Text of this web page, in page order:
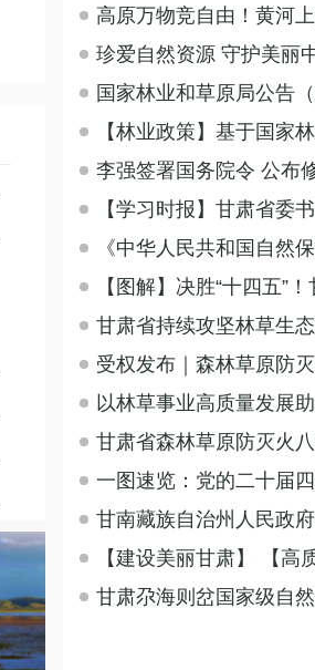
高原万物竞自由！黄河
珍爱自然资源 守护美丽
国家林业和草原局公告
【林业政策】基于国家
李强签署国务院令 公布
【学习时报】甘肃省委
《中华人民共和国自然
【图解】决胜“十四五”
甘肃省持续攻坚林草生
受权发布｜森林草原防
以林草事业高质量发展
甘肃省森林草原防灭火
一图速览：党的二十届
甘南藏族自治州人民政
【建设美丽甘肃】 【
甘肃尕海则岔国家级自